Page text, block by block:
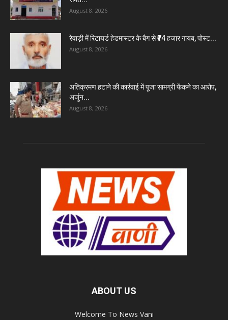
August 8, 2026
रेवाड़ी में रिटायर्ड हेडमास्टर के बैग से ₹74 हजार गायब, पोस्ट...
August 8, 2026
अतिक्रमण हटाने की कार्रवाई में पूजा सामग्री फेंकने का आरोप,
अर्जुन...
August 8, 2026
ABOUT US
Welcome To News Vani